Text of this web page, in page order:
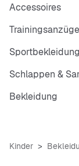
Accessoires
Trainingsanzüge
Sportbekleidung
Schlappen &
Bekleidung
Kinder